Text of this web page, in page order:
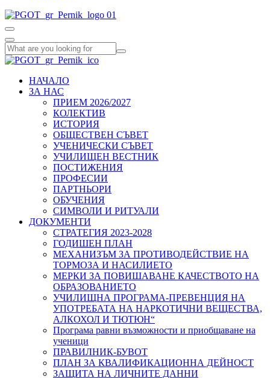
НАЧАЛО
ЗА НАС
ПРИЕМ 2026/2027
КОЛЕКТИВ
ИСТОРИЯ
ОБЩЕСТВЕН СЪВЕТ
УЧЕНИЧЕСКИ СЪВЕТ
УЧИЛИЩЕН ВЕСТНИК
ПОСТИЖЕНИЯ
ПРОФЕСИИ
ПАРТНЬОРИ
ОБУЧЕНИЯ
СИМВОЛИ И РИТУАЛИ
ДОКУМЕНТИ
СТРАТЕГИЯ 2023-2028
ГОДИШЕН ПЛАН
МЕХАНИЗЪМ ЗА ПРОТИВОДЕЙСТВИЕ НА
ТОРМОЗА И НАСИЛИЕТО
МЕРКИ ЗА ПОВИШАВАНЕ КАЧЕСТВОТО НА
ОБРАЗОВАНИЕТО
УЧИЛИЩНА ПРОГРАМА-ПРЕВЕНЦИЯ НА
УПОТРЕБАТА НА НАРКОТИЧНИ ВЕЩЕСТВА,
АЛКОХОЛ И ТЮТЮН“
Програма равни възможности и приобщаване на
ученици
ПРАВИЛНИК-БУВОТ
ПЛАН ЗА КВАЛИФИКАЦИОННА ДЕЙНОСТ
ЗАЩИТА НА ЛИЧНИТЕ ДАННИ